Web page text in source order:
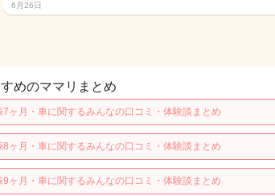
6月26日
めのママリまとめ
7ヶ月・車に関するみんなの口コミ・体験談まとめ
8ヶ月・車に関するみんなの口コミ・体験談まとめ
9ヶ月・車に関するみんなの口コミ・体験談まとめ